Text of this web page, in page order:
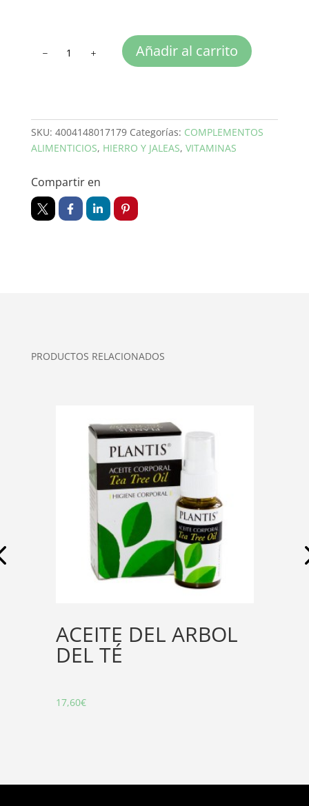
250
Añadir al carrito
SKU: 4004148017179 Categorías: COMPLEMENTOS
ALIMENTICIOS, HIERRO Y JALEAS, VITAMINAS
Compartir en
PRODUCTOS RELACIONADOS
ACEITE DEL ARBOL
DEL TÉ
17,60€